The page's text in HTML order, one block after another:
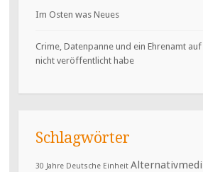
Im Osten was Neues
Crime, Datenpanne und ein Ehrenamt
nicht veröffentlicht habe
Schlagwörter
30 Jahre Deutsche Einheit